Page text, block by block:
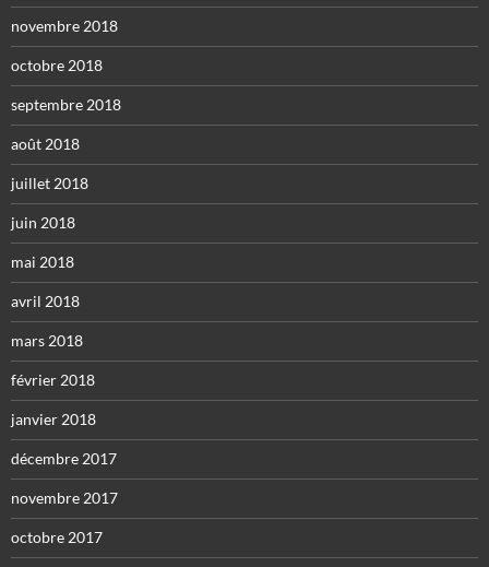
novembre 2018
octobre 2018
septembre 2018
août 2018
juillet 2018
juin 2018
mai 2018
avril 2018
mars 2018
février 2018
janvier 2018
décembre 2017
novembre 2017
octobre 2017